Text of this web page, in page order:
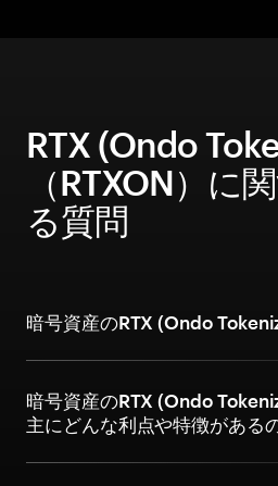
RTX (Ondo
（RTXON）に
る質問
暗号資産のRTX (Ondo
暗号資産のRTX (Ondo
主にどんな利点や特徴がある